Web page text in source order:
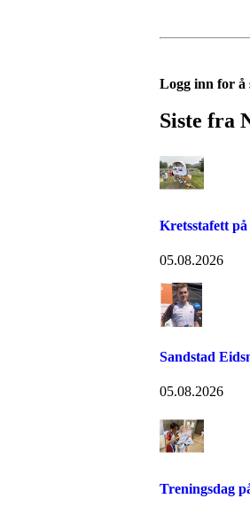
Logg inn for å
Siste fra
Kretsstafett
05.08.2026
Sandstad
05.08.2026
Treningsdag